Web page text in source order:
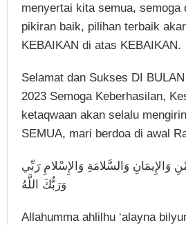
menyertai kita semua, semoga
pikiran baik, pilihan terbaik
KEBAIKAN di atas KEBAIKAN.
Selamat dan Sukses DI
2023 Semoga Keberhasilan,
ketaqwaan akan selalu
SEMUA, mari berdoa di awal
وَالإِيمَانِ وَالسَّلامَةِ وَالإِسْلامِ رَبِّي
وَرَبُّكَ اللَّهُ
Allahumma ahlilhu ‘alayna